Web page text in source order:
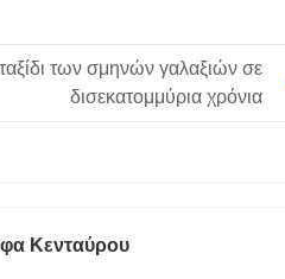
των σμηνών γαλαξιών σε
δισεκατομμύρια χρόνια
Κενταύρου